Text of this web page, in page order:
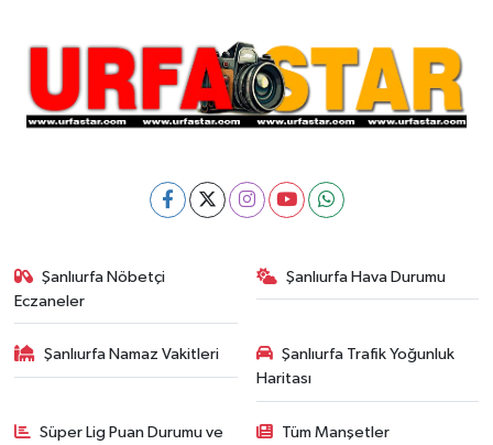
Şanlıurfa Nöbetçi
Eczaneler
Şanlıurfa Hava Durumu
Şanlıurfa Namaz Vakitleri
Şanlıurfa Trafik Yoğunluk
Haritası
Süper Lig Puan Durumu ve Tüm Manşetler